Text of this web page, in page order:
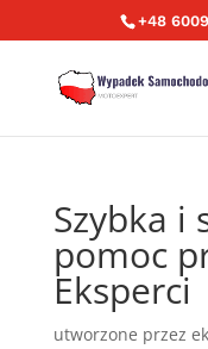
+48
Szybka i
pomoc
Eksperci
utworzone przez